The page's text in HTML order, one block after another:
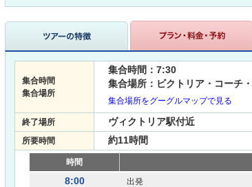
集合時間
集合場所
集合時間：7:30
集合場所：ビクトリア・コーチ
集合場所をグーグルマップで見る
終了場所 ヴィクトリア駅付近
所要時間 約11時間
時間
8:00
出発